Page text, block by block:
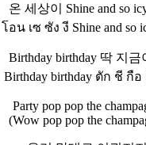
온 세상이 Shine and so
โอน เซ ซัง งี Shine and so
Birthday birthday 딱 지금
Birthday birthday ตัก ชี กือ
Party pop pop the
(Wow pop pop the